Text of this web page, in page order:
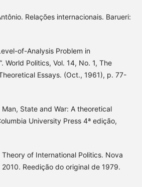
Relações internacionais. Barueri:
of-Analysis Problem in
World Politics, Vol. 14, No. 1, The
Essays. (Oct., 1961), p. 77-
Man, State and War: A theoretical
University Press 4ª edição,
Theory of International Politics. Nova
2010. Reedição do original de 1979.